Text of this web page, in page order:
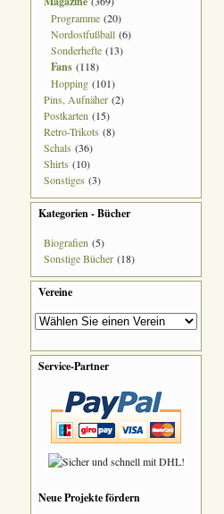
Programme (20)
Nordostfußball (6)
Sonderhefte (13)
Fans (118)
Hopping (101)
Pins, Aufnäher (2)
Postkarten (15)
Retro-Trikots (8)
Schals (36)
Shirts (10)
Sonstiges (3)
Kategorien - Bücher
Biografien (5)
Sonstige Bücher (18)
Vereine
Service-Partner
Neue Projekte fördern